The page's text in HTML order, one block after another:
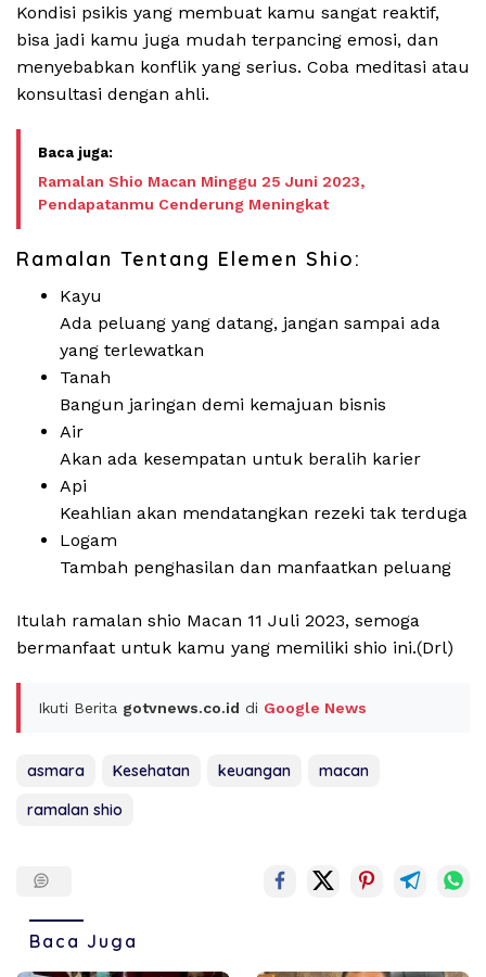
Kondisi psikis yang membuat kamu sangat reaktif,
bisa jadi kamu juga mudah terpancing emosi, dan
menyebabkan konflik yang serius. Coba meditasi atau
konsultasi dengan ahli.
Ramalan Shio Macan Minggu 25 Juni 2023,
Pendapatanmu Cenderung Meningkat
Ramalan Tentang Elemen Shio:
Kayu
Ada peluang yang datang, jangan sampai ada
yang terlewatkan
Tanah
Bangun jaringan demi kemajuan bisnis
Air
Akan ada kesempatan untuk beralih karier
Api
Keahlian akan mendatangkan rezeki tak terduga
Logam
Tambah penghasilan dan manfaatkan peluang
Itulah ramalan shio Macan 11 Juli 2023, semoga
bermanfaat untuk kamu yang memiliki shio ini.(Drl)
Ikuti Berita gotvnews.co.id di Google News
asmara Kesehatan keuangan
macan
ramalan shio
Baca Juga